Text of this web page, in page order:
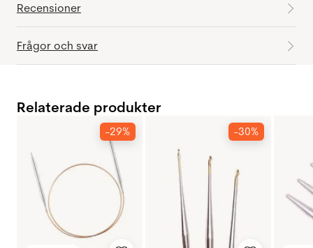
Recensioner
Frågor och svar
Relaterade produkter
-29% -30%